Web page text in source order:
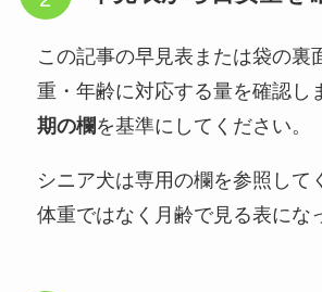
この記事の早見表または袋の裏
重・年齢に対応する量を確認し
期の欄を基準にしてください。
シニア犬は専用の欄を参照して
体重ではなく月齢で見る表にな